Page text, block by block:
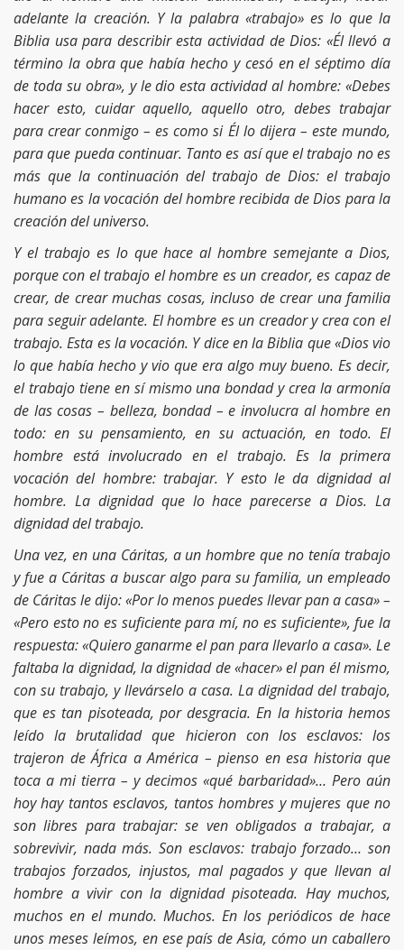
adelante la creación. Y la palabra «trabajo» es lo que la
Biblia usa para describir esta actividad de Dios: «Él llevó a
término la obra que había hecho y cesó en el séptimo día
de toda su obra», y le dio esta actividad al hombre: «Debes
hacer esto, cuidar aquello, aquello otro, debes trabajar
para crear conmigo – es como si Él lo dijera – este mundo,
para que pueda continuar. Tanto es así que el trabajo no es
más que la continuación del trabajo de Dios: el trabajo
humano es la vocación del hombre recibida de Dios para la
creación del universo.
Y el trabajo es lo que hace al hombre semejante a Dios,
porque con el trabajo el hombre es un creador, es capaz de
crear, de crear muchas cosas, incluso de crear una familia
para seguir adelante. El hombre es un creador y crea con el
trabajo. Esta es la vocación. Y dice en la Biblia que «Dios vio
lo que había hecho y vio que era algo muy bueno. Es decir,
el trabajo tiene en sí mismo una bondad y crea la armonía
de las cosas – belleza, bondad – e involucra al hombre en
todo: en su pensamiento, en su actuación, en todo. El
hombre está involucrado en el trabajo. Es la primera
vocación del hombre: trabajar. Y esto le da dignidad al
hombre. La dignidad que lo hace parecerse a Dios. La
dignidad del trabajo.
Una vez, en una Cáritas, a un hombre que no tenía trabajo
y fue a Cáritas a buscar algo para su familia, un empleado
de Cáritas le dijo: «Por lo menos puedes llevar pan a casa» –
«Pero esto no es suficiente para mí, no es suficiente», fue la
respuesta: «Quiero ganarme el pan para llevarlo a casa». Le
faltaba la dignidad, la dignidad de «hacer» el pan él mismo,
con su trabajo, y llevárselo a casa. La dignidad del trabajo,
que es tan pisoteada, por desgracia. En la historia hemos
leído la brutalidad que hicieron con los esclavos: los
trajeron de África a América – pienso en esa historia que
toca a mi tierra – y decimos «qué barbaridad»… Pero aún
hoy hay tantos esclavos, tantos hombres y mujeres que no
son libres para trabajar: se ven obligados a trabajar, a
sobrevivir, nada más. Son esclavos: trabajo forzado… son
trabajos forzados, injustos, mal pagados y que llevan al
hombre a vivir con la dignidad pisoteada. Hay muchos,
muchos en el mundo. Muchos. En los periódicos de hace
unos meses leímos, en ese país de Asia, cómo un caballero